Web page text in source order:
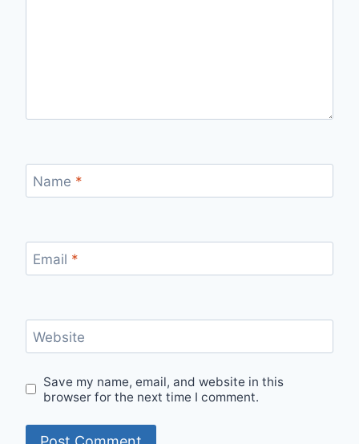
Name *
Email *
Website
Save my name, email, and website in this
browser for the next time I comment.